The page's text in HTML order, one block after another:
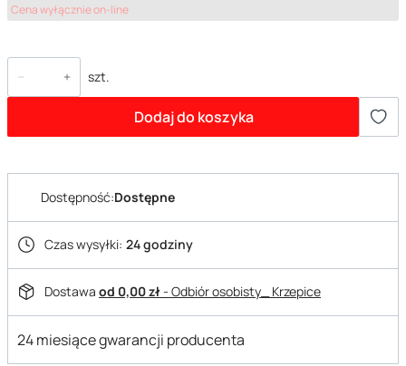
Cena wyłącznie on-line
szt.
Dodaj do koszyka
Dostępność:Dostępne
Czas wysyłki: 24 godziny
Dostawa od 0,00 zł- Odbiór osobisty_ Krzepice
24 miesiące gwarancji producenta